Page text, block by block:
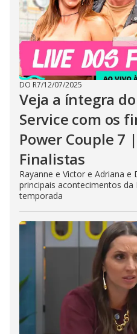
DO R7/12/07/2025
Veja a íntegra
Service com os
Power Couple 7
Finalistas
Rayanne e Victor e Adriana
principais acontecimentos
temporada